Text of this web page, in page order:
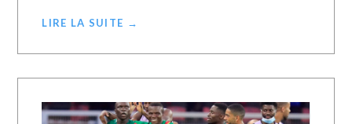
LIRE LA SUITE →